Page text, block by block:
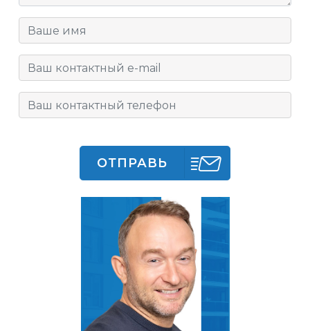
ОТПРАВЬ